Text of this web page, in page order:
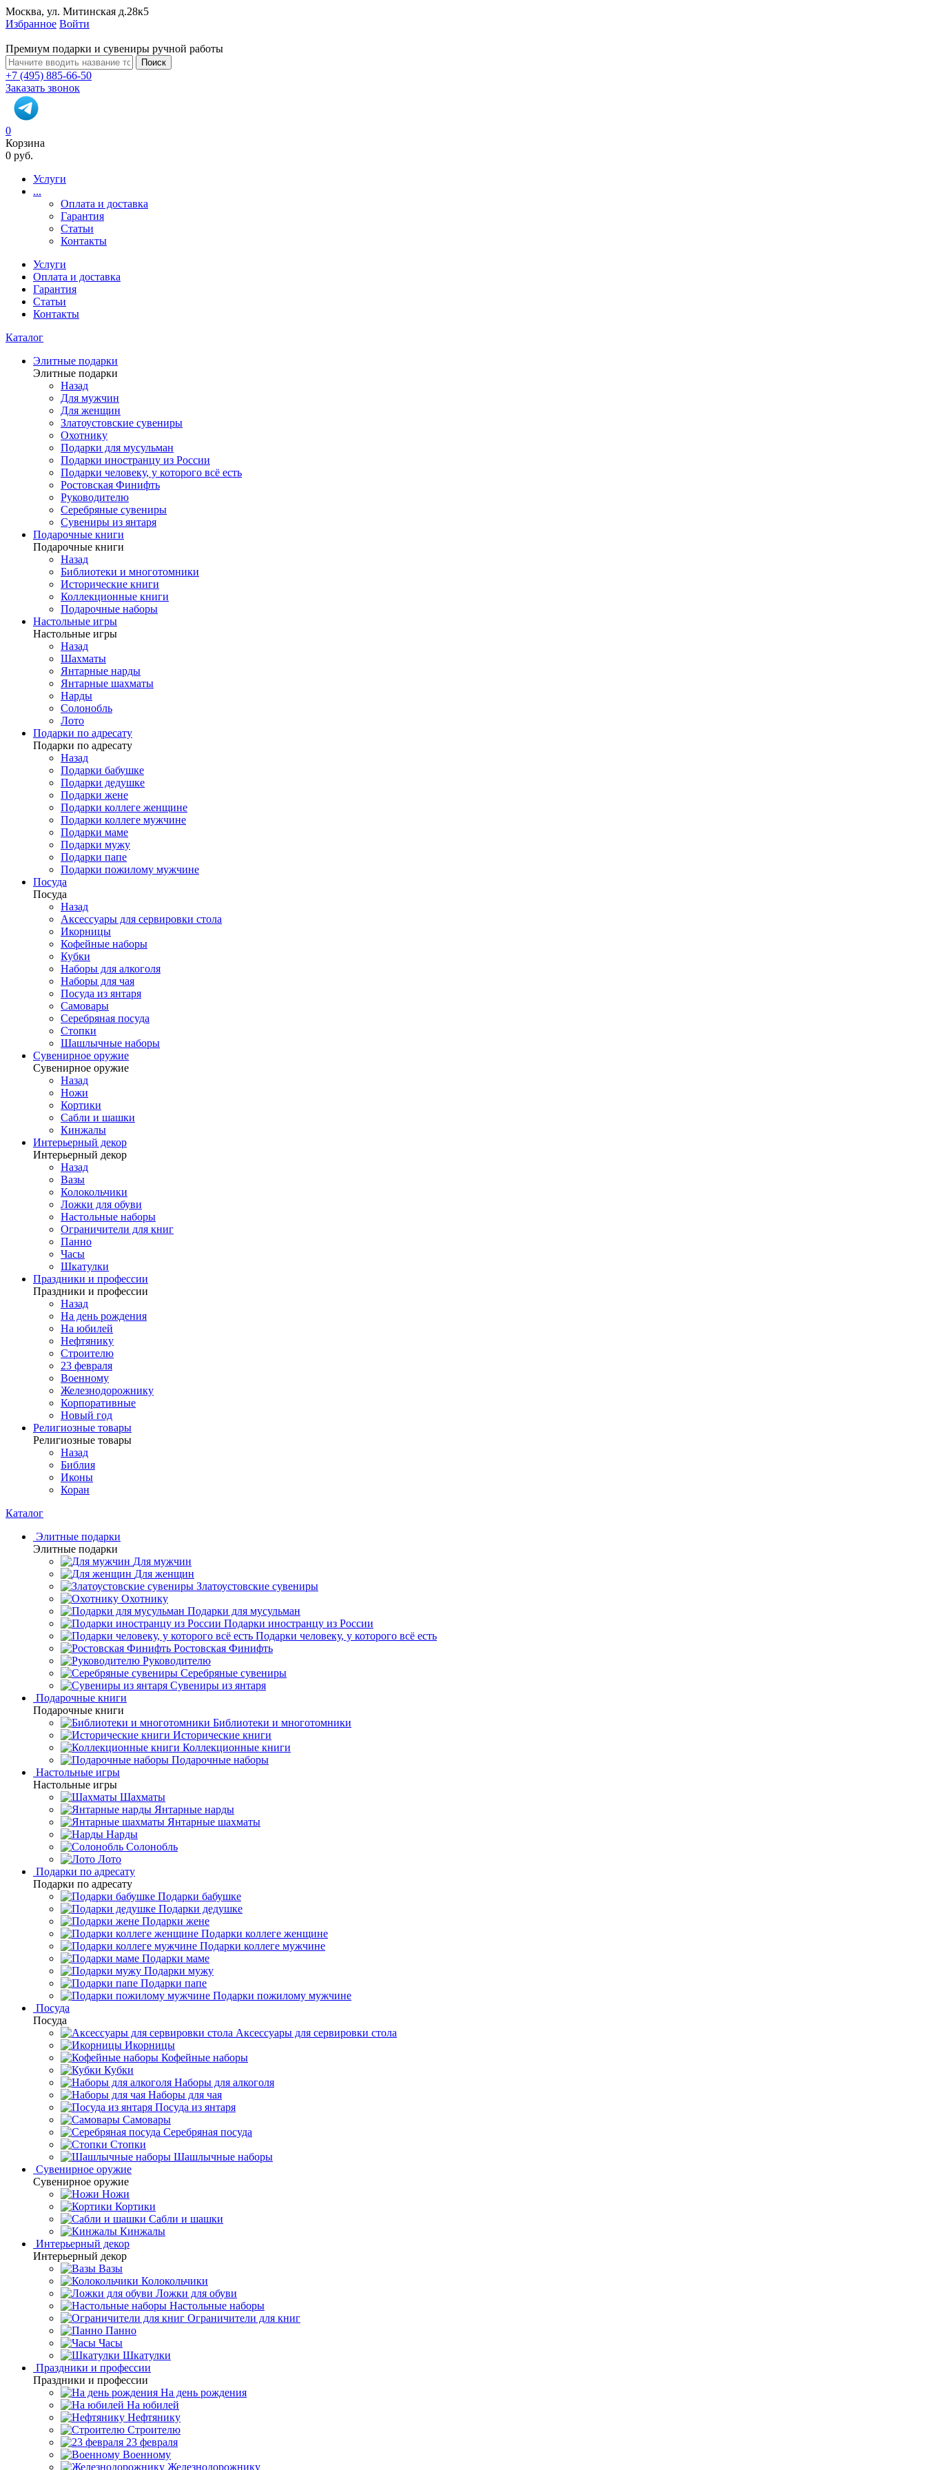
Москва, ул. Митинская д.28к5
Избранное Войти
Премиум подарки и сувениры ручной работы
Поиск
+7 (495) 885-66-50
Заказать звонок
0
Корзина
0 руб.
Услуги
...
Оплата и доставка
Гарантия
Статьи
Контакты
Услуги
Оплата и доставка
Гарантия
Статьи
Контакты
Каталог
Элитные подарки
Элитные подарки
Назад
Для мужчин
Для женщин
Златоустовские сувениры
Охотнику
Подарки для мусульман
Подарки иностранцу из России
Подарки человеку, у которого всё есть
Ростовская Финифть
Руководителю
Серебряные сувениры
Сувениры из янтаря
Подарочные книги
Подарочные книги
Назад
Библиотеки и многотомники
Исторические книги
Коллекционные книги
Подарочные наборы
Настольные игры
Настольные игры
Назад
Шахматы
Янтарные нарды
Янтарные шахматы
Нарды
Солонобль
Лото
Подарки по адресату
Подарки по адресату
Назад
Подарки бабушке
Подарки дедушке
Подарки жене
Подарки коллеге женщине
Подарки коллеге мужчине
Подарки маме
Подарки мужу
Подарки папе
Подарки пожилому мужчине
Посуда
Посуда
Назад
Аксессуары для сервировки стола
Икорницы
Кофейные наборы
Кубки
Наборы для алкоголя
Наборы для чая
Посуда из янтаря
Самовары
Серебряная посуда
Стопки
Шашлычные наборы
Сувенирное оружие
Сувенирное оружие
Назад
Ножи
Кортики
Сабли и шашки
Кинжалы
Интерьерный декор
Интерьерный декор
Назад
Вазы
Колокольчики
Ложки для обуви
Настольные наборы
Ограничители для книг
Панно
Часы
Шкатулки
Праздники и профессии
Праздники и профессии
Назад
На день рождения
На юбилей
Нефтянику
Строителю
23 февраля
Военному
Железнодорожнику
Корпоративные
Новый год
Религиозные товары
Религиозные товары
Назад
Библия
Иконы
Коран
Каталог
Элитные подарки
Элитные подарки
Для мужчин
Для женщин
Златоустовские сувениры
Охотнику
Подарки для мусульман
Подарки иностранцу из России
Подарки человеку, у которого всё есть
Ростовская Финифть
Руководителю
Серебряные сувениры
Сувениры из янтаря
Подарочные книги
Подарочные книги
Библиотеки и многотомники
Исторические книги
Коллекционные книги
Подарочные наборы
Настольные игры
Настольные игры
Шахматы
Янтарные нарды
Янтарные шахматы
Нарды
Солонобль
Лото
Подарки по адресату
Подарки по адресату
Подарки бабушке
Подарки дедушке
Подарки жене
Подарки коллеге женщине
Подарки коллеге мужчине
Подарки маме
Подарки мужу
Подарки папе
Подарки пожилому мужчине
Посуда
Посуда
Аксессуары для сервировки стола
Икорницы
Кофейные наборы
Кубки
Наборы для алкоголя
Наборы для чая
Посуда из янтаря
Самовары
Серебряная посуда
Стопки
Шашлычные наборы
Сувенирное оружие
Сувенирное оружие
Ножи
Кортики
Сабли и шашки
Кинжалы
Интерьерный декор
Интерьерный декор
Вазы
Колокольчики
Ложки для обуви
Настольные наборы
Ограничители для книг
Панно
Часы
Шкатулки
Праздники и профессии
Праздники и профессии
На день рождения
На юбилей
Нефтянику
Строителю
23 февраля
Военному
Железнодорожнику